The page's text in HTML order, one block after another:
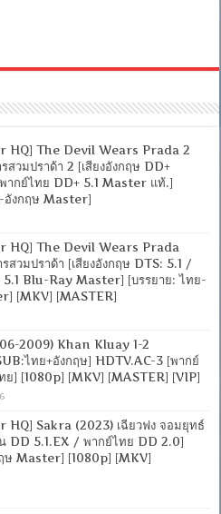
HQ] The Devil Wears Prada 2
สวมปราด้า 2 [เสียงอังกฤษ DD+
ากย์ไทย DD+ 5.1 Master แท้.]
อังกฤษ Master]
HQ] The Devil Wears Prada
สวมปราด้า [เสียงอังกฤษ DTS: 5.1 /
Blu-Ray Master] [บรรยาย: ไทย-
[MKV] [MASTER]
2009) Khan Kluay 1-2
ไทย+อังกฤษ] HDTV.AC-3 [พากย์
ย] [1080p] [MKV] [MASTER] [VIP]
HQ] Sakra (2023) เฉียวฟง จอมยุทธ์
น DD 5.1.EX / พากย์ไทย DD 2.0]
ษ Master] [1080p] [MKV]